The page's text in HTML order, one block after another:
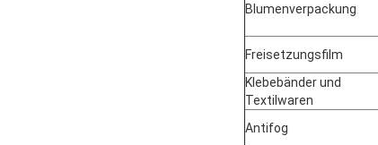
Blumenverpackung
Freisetzungsfilm
Klebebänder und
Textilwaren
Antifog